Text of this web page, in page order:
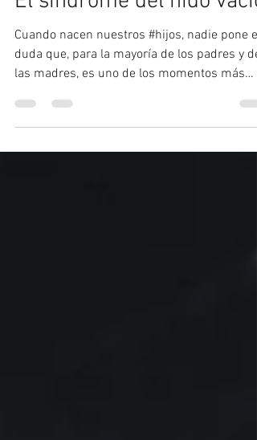
Centro Psicológico Loreto
2 mar 2022
2 min de lectura
El síndrome del nido vacío.
Cuando nacen nuestros #hijos, nadie pone en
duda que, para la mayoría de los padres y de